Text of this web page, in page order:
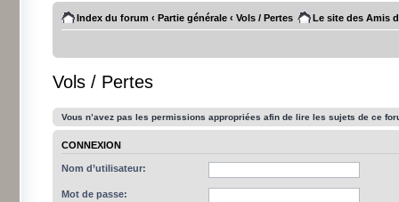
Index du forum ‹ Partie générale ‹ Vols / Pertes Le site des Amis
Vols / Pertes
Vous n’avez pas les permissions appropriées afin de lire les sujets de ce
CONNEXION
Nom d’utilisateur:
Mot de passe: